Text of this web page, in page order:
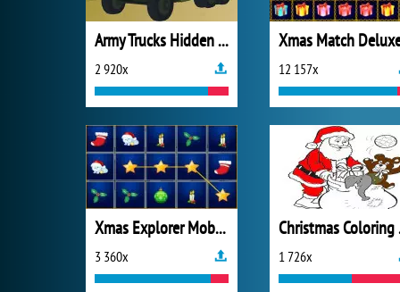
Army Trucks Hidden Letters
2 920x
Xmas Match
12 157x
Xmas Explorer Mobile
3 360x 1 726x